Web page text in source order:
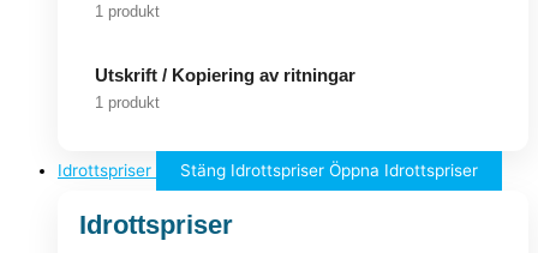
1 produkt
Utskrift / Kopiering av ritningar
1 produkt
Idrottspriser Stäng Idrottspriser Öppna Idrottspriser
Idrottspriser